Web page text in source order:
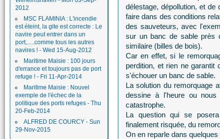
2012
MSC FLAMINIA : L'incendie
est éteint, la gite est correcte : Le
navire peut entrer dans un
port,.....comme tous les autres
navires ! - Wed 15-Aug-2012
Maritime Maisie : 100 jours
d'errance et toujours pas de port
refuge ! - Fri 11-Apr-2014
Maritime Maisie : Nouvel
exemple de l'échec de la
politique des ports refuges - Thu
20-Feb-2014
ALFRED DE COURCY - Sun
29-Nov-2015
délestage, dépollution, et
faire dans des conditions
des sauveteurs, avec
sur un banc de sable près
similaire (billes de bois).
Car en effet, si le
perdition, et rien ne
s'échouer un banc de sable.
La solution du remorquage
dessine à l'heure ou
catastrophe.
La question qui se
finalement risquée, du
On en reparle dans quelques